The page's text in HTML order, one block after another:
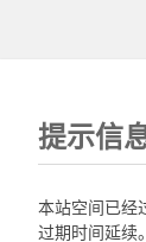
提示信
本站空间已经
过期时间延续。